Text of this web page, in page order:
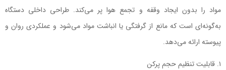
مواد را بدون ایجاد وقفه و تجمع هوا پر می‌کند. طراحی داخلی دستگاه
به‌گونه‌ای است که مانع از گرفتگی یا انباشت مواد می‌شود و عملکردی روان و
پیوسته ارائه می‌دهد.
قابلیت تنظیم حجم پرکن